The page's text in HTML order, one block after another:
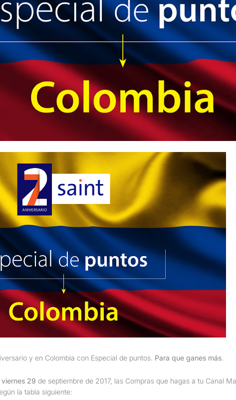
y en Colombia con Especial de puntos. Para que ganes más
viernes 29 de septiembre de 2017, las Compras que hagas a tu Canal
la tabla siguiente: